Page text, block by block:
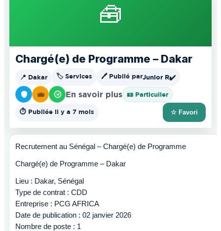
🧰
Chargé(e) de Programme – Dakar
📍 Dakar 🏷️ Services 🖊️ Publié parJunior R✔️
En savoir plus 🪪 Particulier
⏱️ Publiée il y a 7 mois ☆ Favori
Recrutement au Sénégal – Chargé(e) de Programme
Chargé(e) de Programme – Dakar
Lieu : Dakar, Sénégal
Type de contrat : CDD
Entreprise : PCG AFRICA
Date de publication : 02 janvier 2026
Nombre de poste : 1